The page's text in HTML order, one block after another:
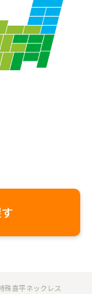
喜平ネックレス